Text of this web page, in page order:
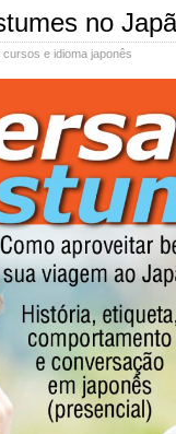
no
cursos e idioma japonês